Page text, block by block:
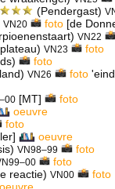
(Pendergast)
VN20 foto [de
VN22
VN23
foto
foto
VN26 foto
[MT]
foto
oeuvre
foto
oeuvre
VN98–99
foto
foto
reactie)VN00
foto